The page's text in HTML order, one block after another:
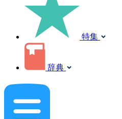
特集
辞典